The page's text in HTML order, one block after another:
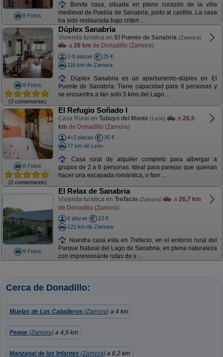
8 Fotos
Bonita casa, situada en pleno corazón de la villa
medieval de Puebla de Sanabria, junto al castillo. La casa
ha sido restaurada bajo criteri ...
8 Fotos
(3 comentarios)
Dúplex Sanabria
Vivienda turística en El Puente de Sanabria (Zamora)
a 26 km de Donadillo (Zamora)
2-8 plazas
25 €
116 km de Zamora
Dúplex Sanabria es un apartamento-dúplex en El
Puente de Sanabria. Tiene capacidad para 8 personas y
se encuentra a tan solo 5 kms del Lago ...
8 Fotos
(2 comentarios)
El Refugio Soñado I
Casa Rural en Tabuyo del Monte (León) a 26,5
km de Donadillo (Zamora)
4+2 plazas
35 €
77 km de León
Casa rural de alquiler completo para albergar a
grupos de 2 a 6 personas. Ideal para parejas que quieran
hacer una escapada romántica, o fam ...
8 Fotos
El Relax de Sanabria
Vivienda turística en Trefacio (Zamora) a 26,7 km
de Donadillo (Zamora)
6 plazas
23 €
121 km de Zamora
Nuestra casa esta en Trefacio, en el entorno rural del
Parque Natural del Lago de Sanabria, en plena naturaleza
con impresionante rutas de s ...
Cerca de Donadillo:
Muelas de Los Caballeros (Zamora) a 4 km
Peque (Zamora) a 4,9 km
Manzanal de los Infantes (Zamora) a 6,2 km